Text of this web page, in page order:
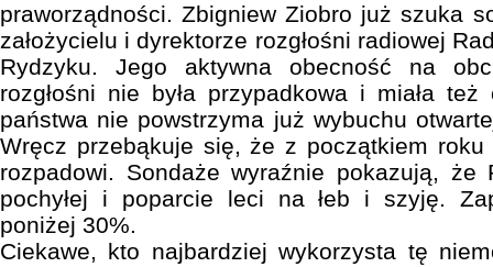
praworządności. Zbigniew Ziobro już szuka
założycielu i dyrektorze rozgłośni radiowej
Rydzyku. Jego aktywna obecność na
rozgłośni nie była przypadkowa i miała
państwa nie powstrzyma już wybuchu
Wręcz przebąkuje się, że z początkiem
rozpadowi. Sondaże wyraźnie pokazują, że
pochyłej i poparcie leci na łeb i szyję.
poniżej 30%.
Ciekawe, kto najbardziej wykorzysta tę